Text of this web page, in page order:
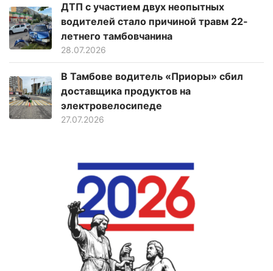
ДТП с участием двух неопытных
водителей стало причиной травм 22-
летнего тамбовчанина
28.07.2026
В Тамбове водитель «Приоры» сбил
доставщика продуктов на
электровелосипеде
27.07.2026